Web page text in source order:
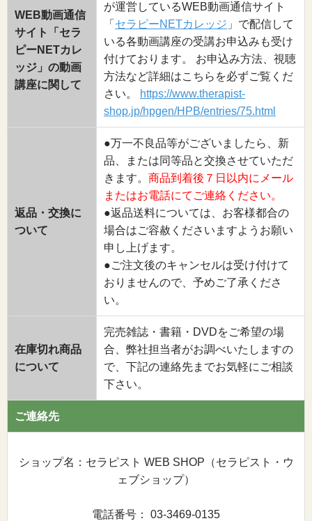
WEB動画通信
サイト「セラ
ピーNETカレ
ッジ」の動画
講座に関して
が運営しているWEB動画通信サイト
「 セラピーNETカレッジ 」で配信して
いる各動画講座の受講お申込みも受け
付けております。 お申込み方法、視聴
方法など詳細はこちらを必ずご覧くだ
さい。
https://www.therapist-
shop.jp/hpgen/HPB/entries/75.html
返品・交換に
ついて
●万一不良品等がございましたら、新
品、または同等品と交換させていただ
きます。 商品到着後７日以内にメール
またはお電話にてご連絡ください。
●返品送料については、お客様都合の
場合はご容赦くださいますようお願い
申し上げます。
●ご注文後のキャンセルは受け付けて
おりませんので、予めご了承くださ
い。
在庫切れ商品
について
完売雑誌・書籍・DVDをご希望の場
合、弊社担当者がお調べいたしますの
で、下記の連絡先までお気軽にご相談
下さい。
ご連絡先
ショップ名：セラピスト WEB SHOP（セラピスト・ウ
ェブショップ）
電話番号： 03-3469-0135